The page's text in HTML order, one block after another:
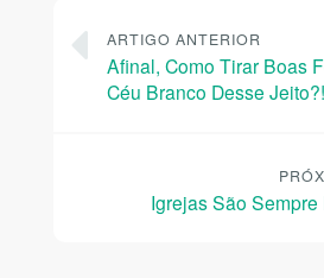
ARTIGO ANTERIOR
Afinal, Como Tirar Boas
Céu Branco Desse Jeito?!
Igrejas São